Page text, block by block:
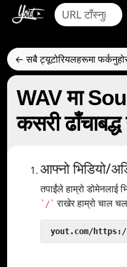
← सबै ट्यूटोरियलहरूमा
WAV मा
कसरी ढाँचाबद्ध
आफ्नो भिडियो/
तपाईंले हाम्रो डोमेनलाई
`/` राखेर हाम्रो चाल
yout.com/